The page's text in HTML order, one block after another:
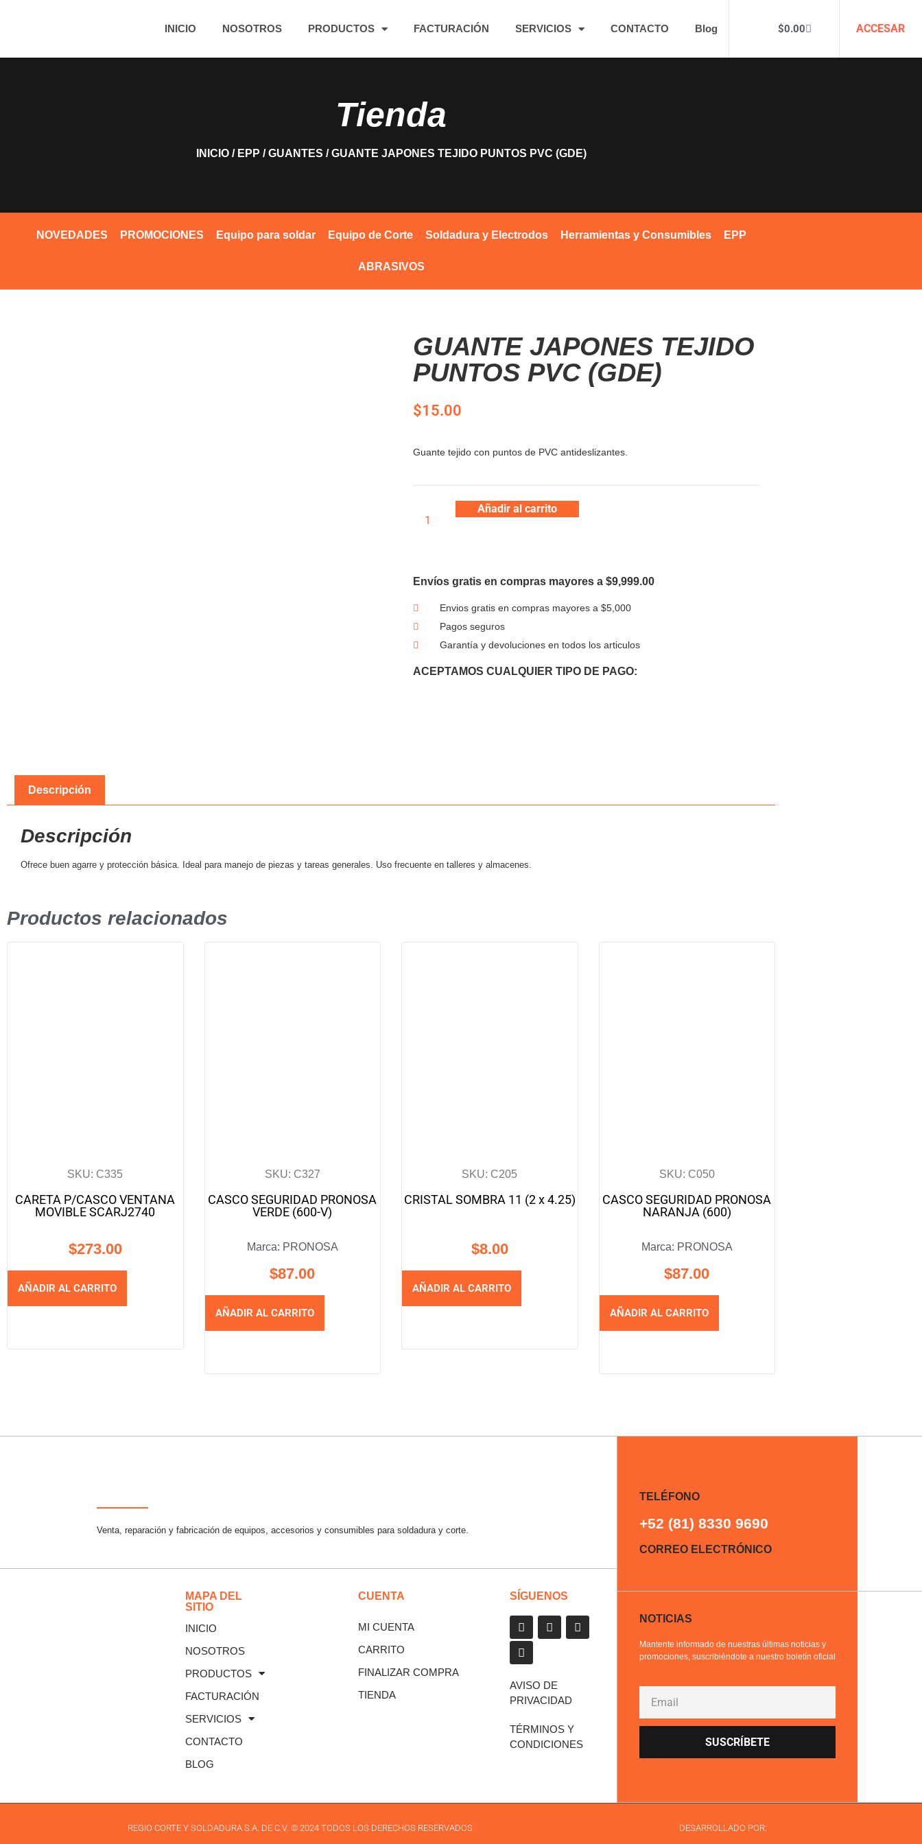
INICIO NOSOTROS PRODUCTOS FACTURACIÓN SERVICIOS CONTACTO Blog $0.00 ACCESAR
Tienda
INICIO/ EPP /GUANTES / GUANTE JAPONES TEJIDO PUNTOS PVC (GDE)
NOVEDADES PROMOCIONES Equipo para soldar Equipo de Corte Soldadura y Electrodos Herramientas y Consumibles EPP
ABRASIVOS
GUANTE JAPONES TEJIDO
PUNTOS PVC (GDE)
$15.00
Guante tejido con puntos de PVC antideslizantes.
Añadir al carrito
Envíos gratis en compras mayores a $9,999.00
Envios gratis en compras mayores a $5,000
Pagos seguros
Garantía y devoluciones en todos los articulos
ACEPTAMOS CUALQUIER TIPO DE PAGO:
Descripción
Descripción
Ofrece buen agarre y protección básica. Ideal para manejo de piezas y tareas generales. Uso frecuente en talleres y almacenes.
Productos relacionados
SKU: C335
CARETA P/CASCO VENTANA
MOVIBLE SCARJ2740
$273.00
AÑADIR AL CARRITO
SKU: C327
CASCO SEGURIDAD PRONOSA
VERDE (600-V)
Marca: PRONOSA
$87.00
AÑADIR AL CARRITO
SKU: C205
CRISTAL SOMBRA 11 (2 x 4.25)
$8.00
AÑADIR AL CARRITO
SKU: C050
CASCO SEGURIDAD PRONOSA
NARANJA (600)
Marca: PRONOSA
$87.00
AÑADIR AL CARRITO
Venta, reparación y fabricación de equipos, accesorios y consumibles para soldadura y corte.
MAPA DEL
SITIO
INICIO
NOSOTROS
PRODUCTOS
FACTURACIÓN
SERVICIOS
CONTACTO
BLOG
CUENTA
MI CUENTA
CARRITO
FINALIZAR COMPRA
TIENDA
SÍGUENOS
AVISO DE
PRIVACIDAD
TÉRMINOS Y
CONDICIONES
TELÉFONO
+52 (81) 8330 9690
CORREO ELECTRÓNICO
NOTICIAS
Mantente informado de nuestras últimas noticias y
promociones, suscribiéndote a nuestro boletín oficial
SUSCRÍBETE
REGIO CORTE Y SOLDADURA S.A. DE C.V. © 2024 TODOS LOS DERECHOS RESERVADOS DESARROLLADO POR: